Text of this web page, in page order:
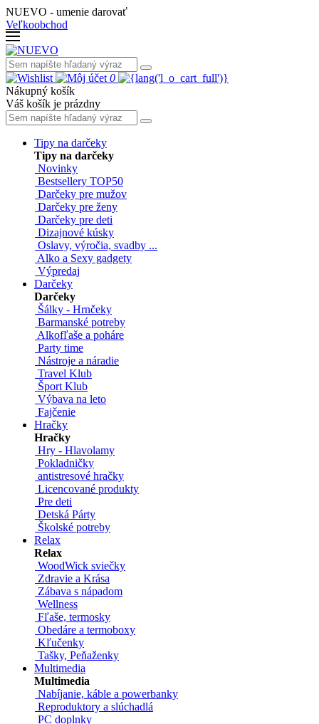
NUEVO - umenie darovať
Veľkoobchod
0
Nákupný košík
Váš košík je prázdny
Tipy na darčeky
Tipy na darčeky
Novinky
Bestsellery TOP50
Darčeky pre mužov
Darčeky pre ženy
Darčeky pre deti
Dizajnové kúsky
Oslavy, výročia, svadby ...
Alko a Sexy gadgety
Výpredaj
Darčeky
Darčeky
Šálky - Hrnčeky
Barmanské potreby
Alkofľaše a poháre
Party time
Nástroje a náradie
Travel Klub
Šport Klub
Výbava na leto
Fajčenie
Hračky
Hračky
Hry - Hlavolamy
Pokladničky
antistresové hračky
Licencované produkty
Pre deti
Detská Párty
Školské potreby
Relax
Relax
WoodWick sviečky
Zdravie a Krása
Zábava s nápadom
Wellness
Fľaše, termosky
Obedáre a termoboxy
Kľučenky
Tašky, Peňaženky
Multimedia
Multimedia
Nabíjanie, káble a powerbanky
Reproduktory a slúchadlá
PC doplnky